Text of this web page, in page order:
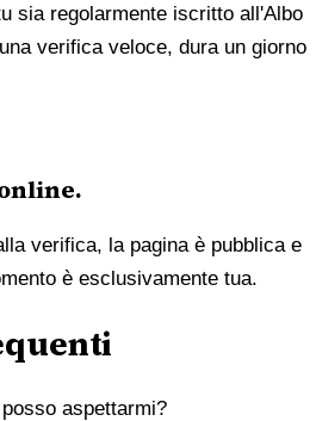
sia regolarmente iscritto all'Albo
verifica veloce, dura un giorno
verifica, la pagina è pubblica e
è esclusivamente tua.
aspettarmi?